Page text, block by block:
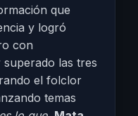
que
y logró
con
las tres
el folclor
temas